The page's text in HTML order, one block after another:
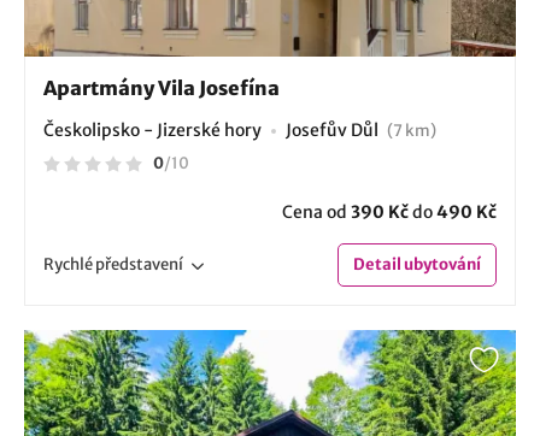
Apartmány Vila Josefína
Českolipsko - Jizerské hory Josefův Důl (7 km)
0/10
Cena od 390 Kčdo490 Kč
Rychlépředstavení Detailubytování